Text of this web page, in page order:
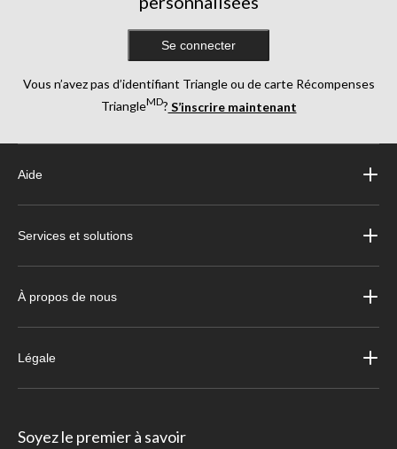
Se connecter
Vous n’avez pas d’identifiant Triangle ou de carte Récompenses
TriangleMD? S’inscrire maintenant
Aide
Services et solutions
À propos de nous
Légale
Soyez le premier à savoir